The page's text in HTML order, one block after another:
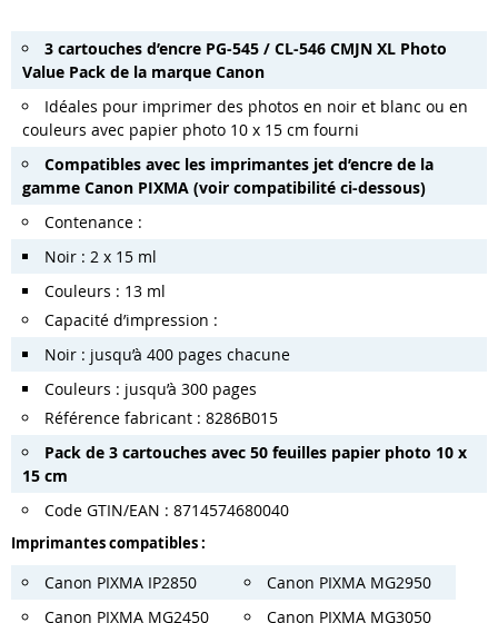
3 cartouches d’encre PG-545 / CL-546 CMJN XL Photo
Value Pack de la marque Canon
Idéales pour imprimer des photos en noir et blanc ou en
couleurs avec papier photo 10 x 15 cm fourni
Compatibles avec les imprimantes jet d’encre de la
gamme Canon PIXMA (voir compatibilité ci-dessous)
Contenance :
Noir : 2 x 15 ml
Couleurs : 13 ml
Capacité d’impression :
Noir : jusqu’à 400 pages chacune
Couleurs : jusqu’à 300 pages
Référence fabricant : 8286B015
Pack de 3 cartouches avec 50 feuilles papier photo 10 x
15 cm
Code GTIN/EAN : 8714574680040
Imprimantes compatibles :
Canon PIXMA IP2850
Canon PIXMA MG2450
Canon PIXMA MG2950
Canon PIXMA MG3050